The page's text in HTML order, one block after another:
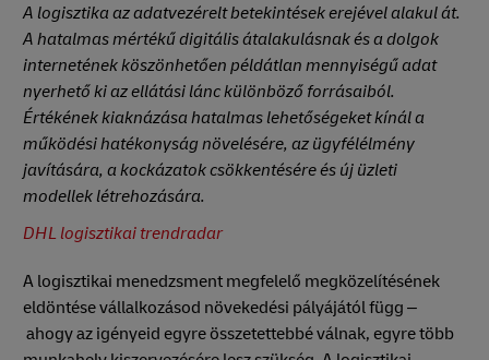
A logisztika az adatvezérelt betekintések erejével alakul át.
A hatalmas mértékű digitális átalakulásnak és a dolgok
internetének köszönhetően példátlan mennyiségű adat
nyerhető ki az ellátási lánc különböző forrásaiból.
Értékének kiaknázása hatalmas lehetőségeket kínál a
működési hatékonyság növelésére, az ügyfélélmény
javítására, a kockázatok csökkentésére és új üzleti
modellek létrehozására.
DHL logisztikai trendradar
A logisztikai menedzsment megfelelő megközelítésének
eldöntése vállalkozásod növekedési pályájától függ –
ahogy az igényeid egyre összetettebbé válnak, egyre több